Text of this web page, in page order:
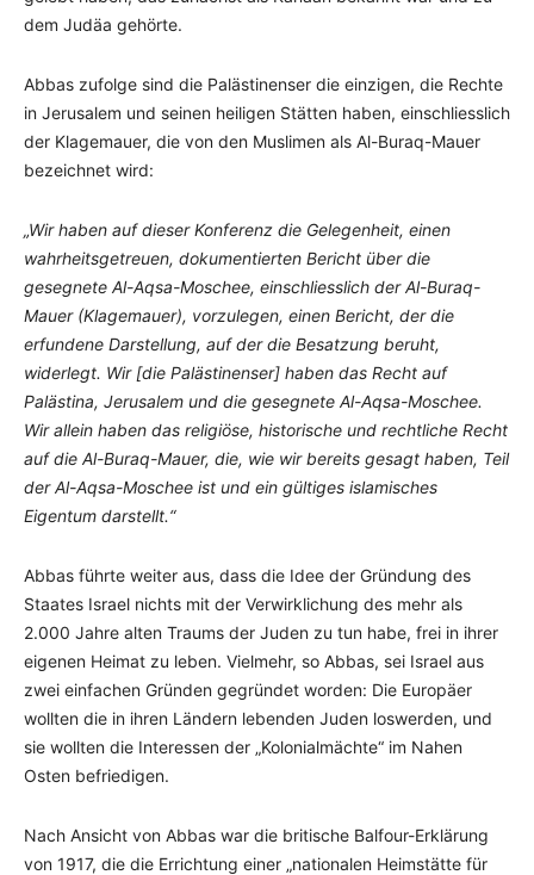
dem Judäa gehörte.
Abbas zufolge sind die Palästinenser die einzigen, die Rechte
in Jerusalem und seinen heiligen Stätten haben, einschliesslich
der Klagemauer, die von den Muslimen als Al-Buraq-Mauer
bezeichnet wird:
„Wir haben auf dieser Konferenz die Gelegenheit, einen
wahrheitsgetreuen, dokumentierten Bericht über die
gesegnete Al-Aqsa-Moschee, einschliesslich der Al-Buraq-
Mauer (Klagemauer), vorzulegen, einen Bericht, der die
erfundene Darstellung, auf der die Besatzung beruht,
widerlegt. Wir [die Palästinenser] haben das Recht auf
Palästina, Jerusalem und die gesegnete Al-Aqsa-Moschee.
Wir allein haben das religiöse, historische und rechtliche Recht
auf die Al-Buraq-Mauer, die, wie wir bereits gesagt haben, Teil
der Al-Aqsa-Moschee ist und ein gültiges islamisches
Eigentum darstellt.“
Abbas führte weiter aus, dass die Idee der Gründung des
Staates Israel nichts mit der Verwirklichung des mehr als
2.000 Jahre alten Traums der Juden zu tun habe, frei in ihrer
eigenen Heimat zu leben. Vielmehr, so Abbas, sei Israel aus
zwei einfachen Gründen gegründet worden: Die Europäer
wollten die in ihren Ländern lebenden Juden loswerden, und
sie wollten die Interessen der „Kolonialmächte“ im Nahen
Osten befriedigen.
Nach Ansicht von Abbas war die britische Balfour-Erklärung
von 1917, die die Errichtung einer „nationalen Heimstätte für